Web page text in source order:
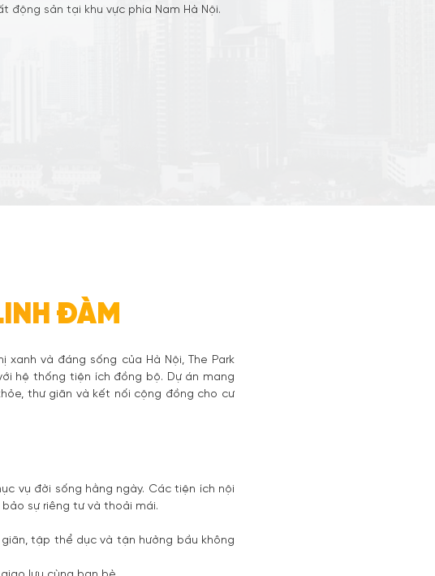
động sản tại khu vực phía Nam Hà Nội.
ĐÀM
và đáng sống của Hà Nội, The Park
hệ thống tiện ích đồng bộ. Dự án mang
thư giãn và kết nối cộng đồng cho cư
vụ đời sống hằng ngày. Các tiện ích nội
sự riêng tư và thoải mái.
tập thể dục và tận hưởng bầu không